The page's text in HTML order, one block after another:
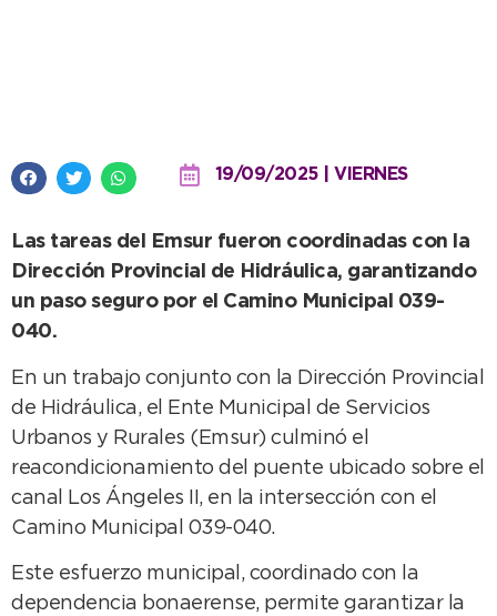
19/09/2025 | VIERNES
Las tareas del Emsur fueron coordinadas con la
Dirección Provincial de Hidráulica, garantizando
un paso seguro por el Camino Municipal 039-
040.
En un trabajo conjunto con la Dirección Provincial
de Hidráulica, el Ente Municipal de Servicios
Urbanos y Rurales (Emsur) culminó el
reacondicionamiento del puente ubicado sobre el
canal Los Ángeles II, en la intersección con el
Camino Municipal 039-040.
Este esfuerzo municipal, coordinado con la
dependencia bonaerense, permite garantizar la